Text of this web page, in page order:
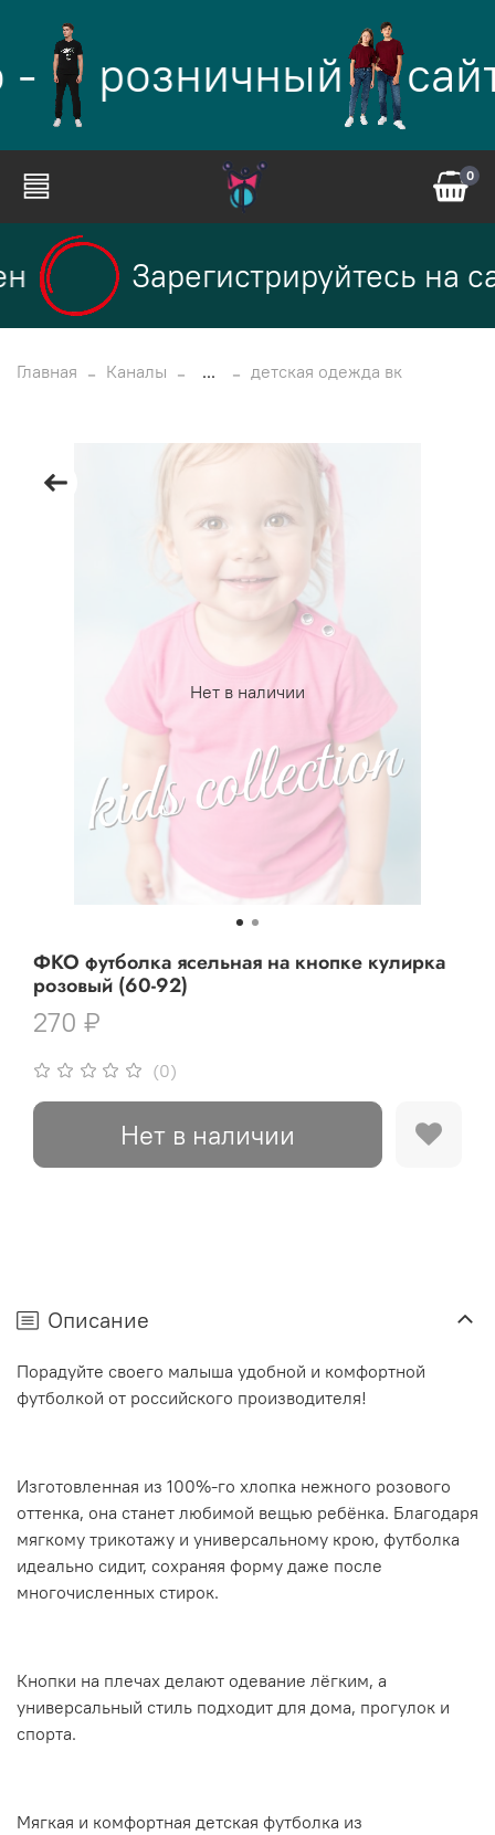
- розничный
0
Зарегистрируйтесь на
Главная Каналы ... детская одежда вк
Нет в наличии
(0)
ФКО футболка ясельная на кнопке кулирка
розовый (60-92)
270 ₽
Нет в наличии
Описание
Порадуйте своего малыша удобной и комфортной
футболкой от российского производителя!
Изготовленная из 100%-го хлопка нежного розового
оттенка, она станет любимой вещью ребёнка. Благодаря
мягкому трикотажу и универсальному крою, футболка
идеально сидит, сохраняя форму даже после
многочисленных стирок.
Кнопки на плечах делают одевание лёгким, а
универсальный стиль подходит для дома, прогулок и
спорта.
Мягкая и комфортная детская футболка из